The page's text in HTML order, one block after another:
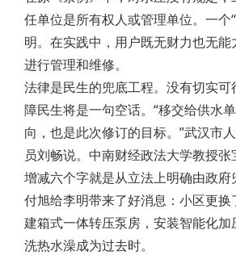
任单位是所有权人或管理单位。一个
明。在实践中，用户既无财力也无
进行管理和维修。
法律是民生的兜底工程。没有切实可
障民生将是一句空话。“移交给供水
向，也是此次修订的目标。”武汉市
员刘畅说。中南财经政法大学教授张
增减六个字就是从立法上明确由政府
付旭给李明带来了好消息：小区更
建箱式一体转压泵房，安装智能化
洗热水澡成为过去时。